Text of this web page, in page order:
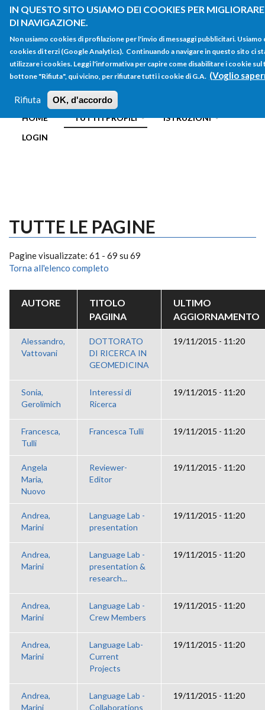
IN QUESTO SITO USIAMO DEI COOKIES PER
DI NAVIGAZIONE.
Non usiamo cookies di profilazione per l'invio di messaggi pubblicitari. Usiamo
cookies di terzi (Google Analytics). Continuando a navigare in questo sito ci
utilizzare i cookies. Leggi l'informativa per capire come disabilitare i cookie
bottone "Rifiuta", qui vicino, per rifiutare tutti i cookie di G.A. (Voglio
Rifiuta OK, d'accordo
Salta al contenuto principale
FORM
DI
RICERCA
Main menu
HOME TUTTI I PROFILI
ISTRUZIONI
LOGIN
TUTTE LE PAGINE
Pagine visualizzate: 61 - 69 su 69
Torna all'elenco completo
AUTORE
TITOLO
PAGIINA
ULTIMO
AGGIORNAMENTO
Alessandro,
Vattovani
DOTTORATO
DI RICERCA IN
GEOMEDICINA
19/11/2015 - 11:20
Sonia,
Gerolimich
Interessi di
Ricerca
19/11/2015 - 11:20
Francesca,
Tulli
Francesca Tulli 19/11/2015 - 11:20
Angela
Maria,
Nuovo
Reviewer-
Editor
19/11/2015 - 11:20
Andrea,
Marini
Language Lab -
presentation
19/11/2015 - 11:20
Andrea,
Marini
Language Lab -
presentation &
research...
19/11/2015 - 11:20
Andrea,
Marini
Language Lab -
Crew Members
19/11/2015 - 11:20
Andrea,
Marini
Language Lab-
Current
Projects
19/11/2015 - 11:20
Andrea,
Marini
Language Lab -
Collaborations
19/11/2015 - 11:20